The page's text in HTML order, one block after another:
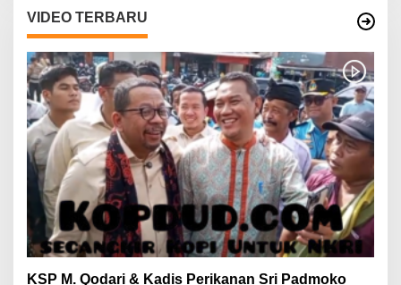
VIDEO TERBARU
KSP M. Qodari & Kadis Perikanan Sri Padmoko